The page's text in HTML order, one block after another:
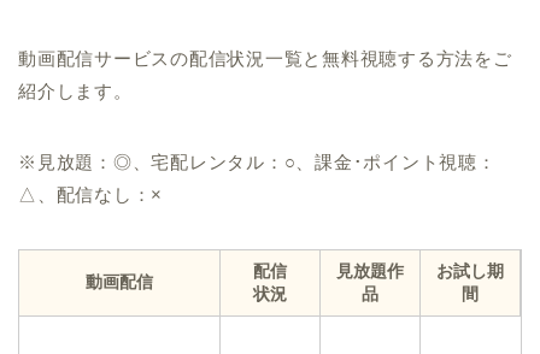
動画配信サービスの配信状況一覧と無料視聴する方法をご
紹介します。
※見放題：◎、宅配レンタル：○、課金･ポイント視聴：
△、配信なし：×
動画配信
配信
状況
見放題作
品
お試し期
間